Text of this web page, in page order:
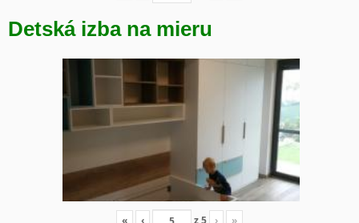
Detská izba na mieru
« ‹ z5 › »